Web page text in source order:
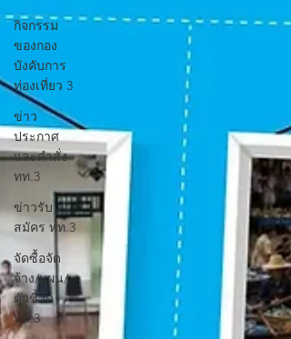
กิจกรรม
ของกอง
บังคับการ
ท่องเที่ยว 3
ข่าว
ประกาศ
และคำสั่ง
ทท.3
ข่าวรับ
สมัคร ทท.3
จัดซื้อจัด
จ้าง/แผน/
ตัวชี้วัด
ทท.3